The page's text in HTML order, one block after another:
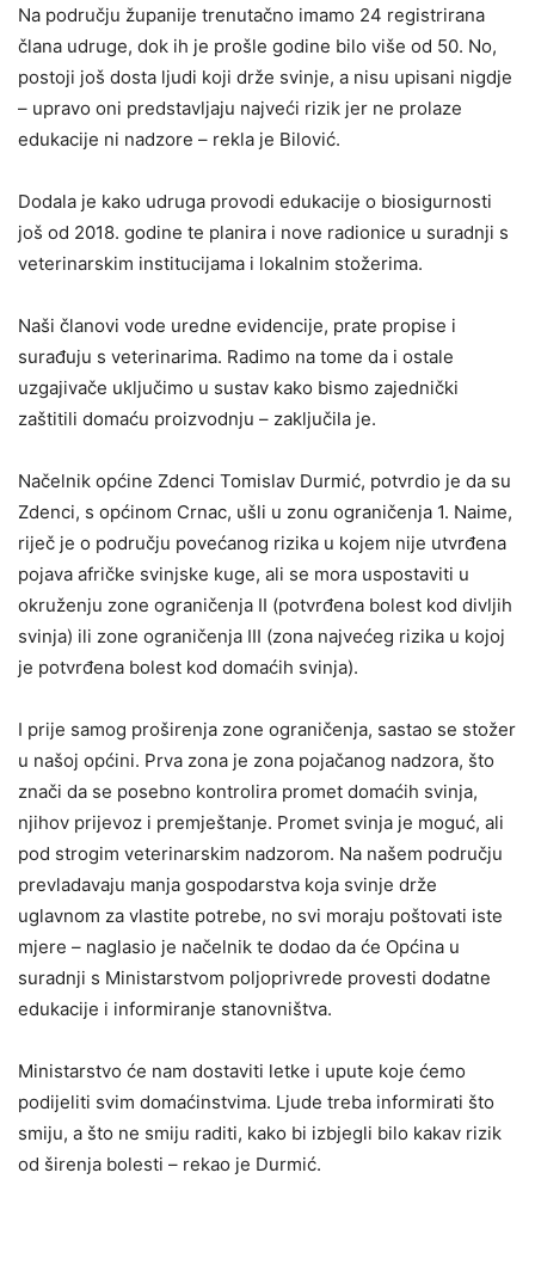
Na području županije trenutačno imamo 24 registrirana
člana udruge, dok ih je prošle godine bilo više od 50. No,
postoji još dosta ljudi koji drže svinje, a nisu upisani nigdje
– upravo oni predstavljaju najveći rizik jer ne prolaze
edukacije ni nadzore – rekla je Bilović.
Dodala je kako udruga provodi edukacije o biosigurnosti
još od 2018. godine te planira i nove radionice u suradnji s
veterinarskim institucijama i lokalnim stožerima.
Naši članovi vode uredne evidencije, prate propise i
surađuju s veterinarima. Radimo na tome da i ostale
uzgajivače uključimo u sustav kako bismo zajednički
zaštitili domaću proizvodnju – zaključila je.
Načelnik općine Zdenci Tomislav Durmić, potvrdio je da su
Zdenci, s općinom Crnac, ušli u zonu ograničenja 1. Naime,
riječ je o području povećanog rizika u kojem nije utvrđena
pojava afričke svinjske kuge, ali se mora uspostaviti u
okruženju zone ograničenja II (potvrđena bolest kod divljih
svinja) ili zone ograničenja III (zona najvećeg rizika u kojoj
je potvrđena bolest kod domaćih svinja).
I prije samog proširenja zone ograničenja, sastao se stožer
u našoj općini. Prva zona je zona pojačanog nadzora, što
znači da se posebno kontrolira promet domaćih svinja,
njihov prijevoz i premještanje. Promet svinja je moguć, ali
pod strogim veterinarskim nadzorom. Na našem području
prevladavaju manja gospodarstva koja svinje drže
uglavnom za vlastite potrebe, no svi moraju poštovati iste
mjere – naglasio je načelnik te dodao da će Općina u
suradnji s Ministarstvom poljoprivrede provesti dodatne
edukacije i informiranje stanovništva.
Ministarstvo će nam dostaviti letke i upute koje ćemo
podijeliti svim domaćinstvima. Ljude treba informirati što
smiju, a što ne smiju raditi, kako bi izbjegli bilo kakav rizik
od širenja bolesti – rekao je Durmić.